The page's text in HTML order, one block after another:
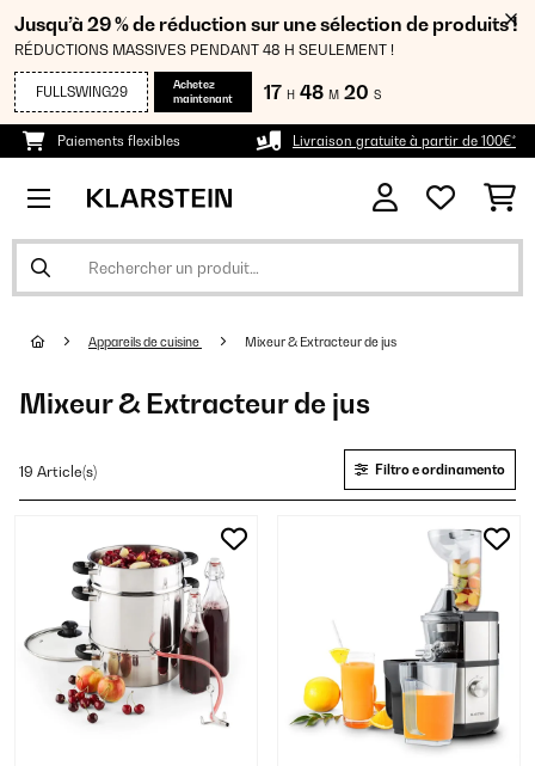
Jusqu’à 29 % de réduction sur une sélection de produits !
RÉDUCTIONS MASSIVES PENDANT 48 H SEULEMENT !
FULLSWING29
Achetez
maintenant
17 H 48 M 19 S
Paiements flexibles Livraison gratuite à partir de 100€*
Appareils de cuisine Mixeur & Extracteur de jus
Mixeur & Extracteur de jus
19 Article(s) Filtro e ordinamento